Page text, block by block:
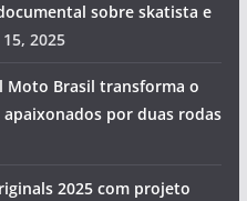
sobre skatista e
2025
Moto Brasil transforma o
por duas rodas
2025 com projeto